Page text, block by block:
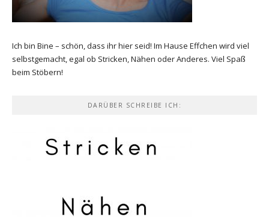
Ich bin Bine – schön, dass ihr hier seid! Im Hause Effchen wird viel
selbstgemacht, egal ob Stricken, Nähen oder Anderes. Viel Spaß
beim Stöbern!
DARÜBER SCHREIBE ICH: